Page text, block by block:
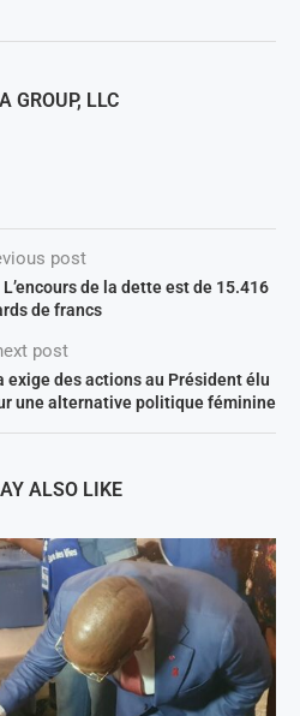
GROUP, LLC
post
de la dette est de 15.416
de francs
post
exige des actions au Président élu
une alternative politique féminine
ALSO LIKE